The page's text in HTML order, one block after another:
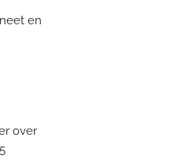
en
over